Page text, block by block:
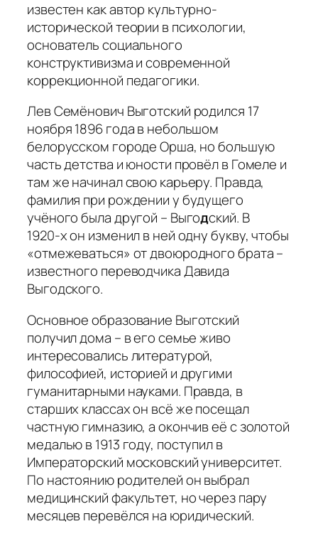
известен как автор культурно-
исторической теории в психологии,
основатель социального
конструктивизма и современной
коррекционной педагогики.
Лев Семёнович Выготский родился 17
ноября 1896 года в небольшом
белорусском городе Орша, но большую
часть детства и юности провёл в Гомеле и
там же начинал свою карьеру. Правда,
фамилия при рождении у будущего
учёного была другой – Выгодский. В
1920‑х он изменил в ней одну букву, чтобы
«отмежеваться» от двоюродного брата –
известного переводчика Давида
Выгодского.
Основное образование Выготский
получил дома – в его семье живо
интересовались литературой,
философией, историей и другими
гуманитарными науками. Правда, в
старших классах он всё же посещал
частную гимназию, а окончив её с золотой
медалью в 1913 году, поступил в
Императорский московский университет.
По настоянию родителей он выбрал
медицинский факультет, но через пару
месяцев перевёлся на юридический.